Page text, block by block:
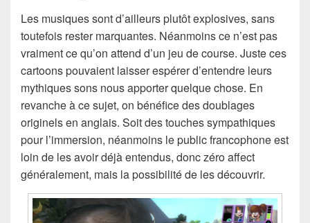
Les musiques sont d’ailleurs plutôt explosives, sans
toutefois rester marquantes. Néanmoins ce n’est pas
vraiment ce qu’on attend d’un jeu de course. Juste ces
cartoons pouvaient laisser espérer d’entendre leurs
mythiques sons nous apporter quelque chose. En
revanche à ce sujet, on bénéfice des doublages
originels en anglais. Soit des touches sympathiques
pour l’immersion, néanmoins le public francophone est
loin de les avoir déjà entendus, donc zéro affect
généralement, mais la possibilité de les découvrir.